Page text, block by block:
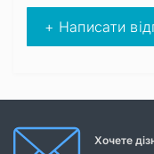
+ Написати
Хочете